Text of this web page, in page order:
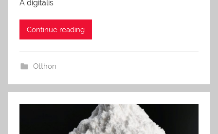
A digitális
Continue reading
Otthon